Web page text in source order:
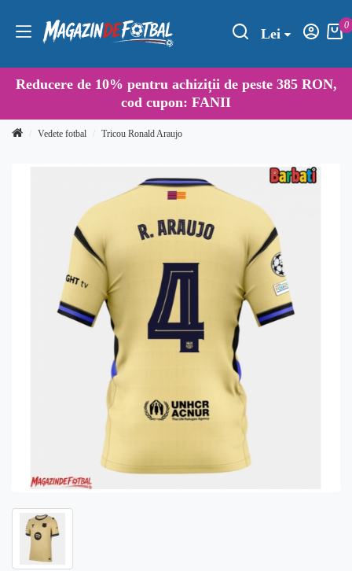
Lei
0
Reducere de 10% pentru achiziții de peste 385 RON,
cod cupon: FANII
Vedete fotbal Tricou Ronald Araujo